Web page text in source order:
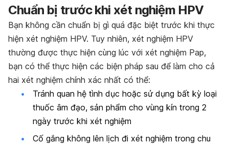
Chuẩn bị trước khi xét nghiệm HPV
Bạn không cần chuẩn bị gì quá đặc biệt trước khi thực
hiện xét nghiệm HPV. Tuy nhiên, xét nghiệm HPV
thường được thực hiện cùng lúc với xét nghiệm Pap,
bạn có thể thực hiện các biện pháp sau để làm cho cả
hai xét nghiệm chính xác nhất có thể:
Tránh quan hệ tình dục hoặc sử dụng bất kỳ loại
thuốc âm đạo, sản phẩm cho vùng kín trong 2
ngày trước khi xét nghiệm
Cố gắng không lên lịch đi xét nghiệm trong chu